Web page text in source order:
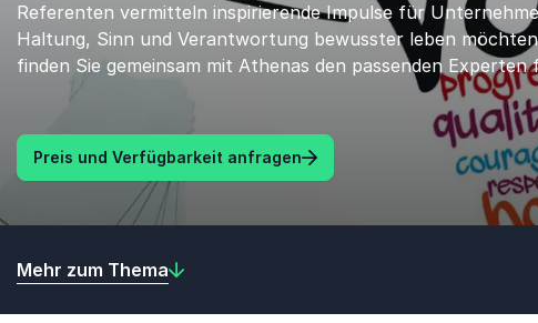
Referenten vermitteln inspirierende Impulse für
Haltung, Sinn und Verantwortung bewusster leben
finden Sie gemeinsam mit Athenas den passenden
Preis und Verfügbarkeit anfragen
Mehr zum Thema